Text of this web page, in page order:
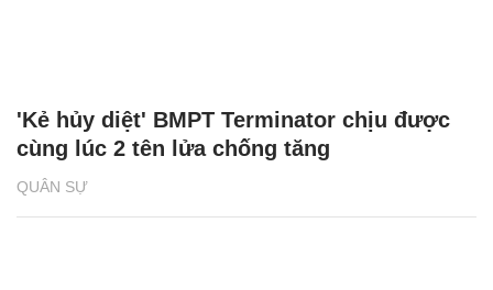
QUÂN SỰ
'Kẻ hủy diệt' BMPT Terminator chịu được
cùng lúc 2 tên lửa chống tăng